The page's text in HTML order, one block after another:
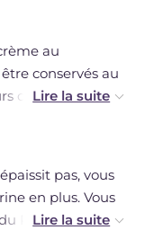
au
conservés au
dans un
rester, elle
pendant 2
pas, vous
en plus. Vous
Parmigiano